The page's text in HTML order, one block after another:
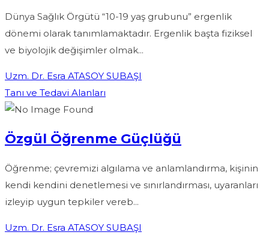
Dünya Sağlık Örgütü “10-19 yaş grubunu” ergenlik
dönemi olarak tanımlamaktadır. Ergenlik başta fiziksel
ve biyolojik değişimler olmak...
Uzm. Dr. Esra ATASOY SUBAŞI
Tanı ve Tedavi Alanları
Özgül Öğrenme Güçlüğü
Öğrenme; çevremizi algılama ve anlamlandırma, kişinin
kendi kendini denetlemesi ve sınırlandırması, uyaranları
izleyip uygun tepkiler vereb...
Uzm. Dr. Esra ATASOY SUBAŞI